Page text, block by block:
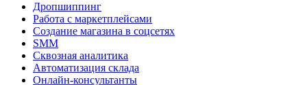
Дропшиппинг
Работа с маркетплейсами
Создание магазина в соцсетях
SMM
Сквозная аналитика
Автоматизация склада
Онлайн-консультанты